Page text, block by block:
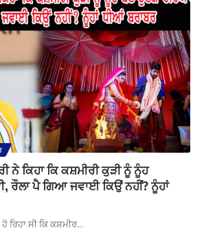
ਨੇ ਕਿਹਾ ਕਿ ਕਸ਼ਮੀਰੀ ਕੁੜੀ ਨੂੰ ਨੂੰਹ
ਰੌਲਾ ਪੈ ਗਿਆ ਜਵਾਈ ਕਿਉਂ ਨਹੀਂ? ਨੂੰਹਾਂ
ਰਿਹਾ ਸੀ ਕਿ ਕਸ਼ਮੀਰ…